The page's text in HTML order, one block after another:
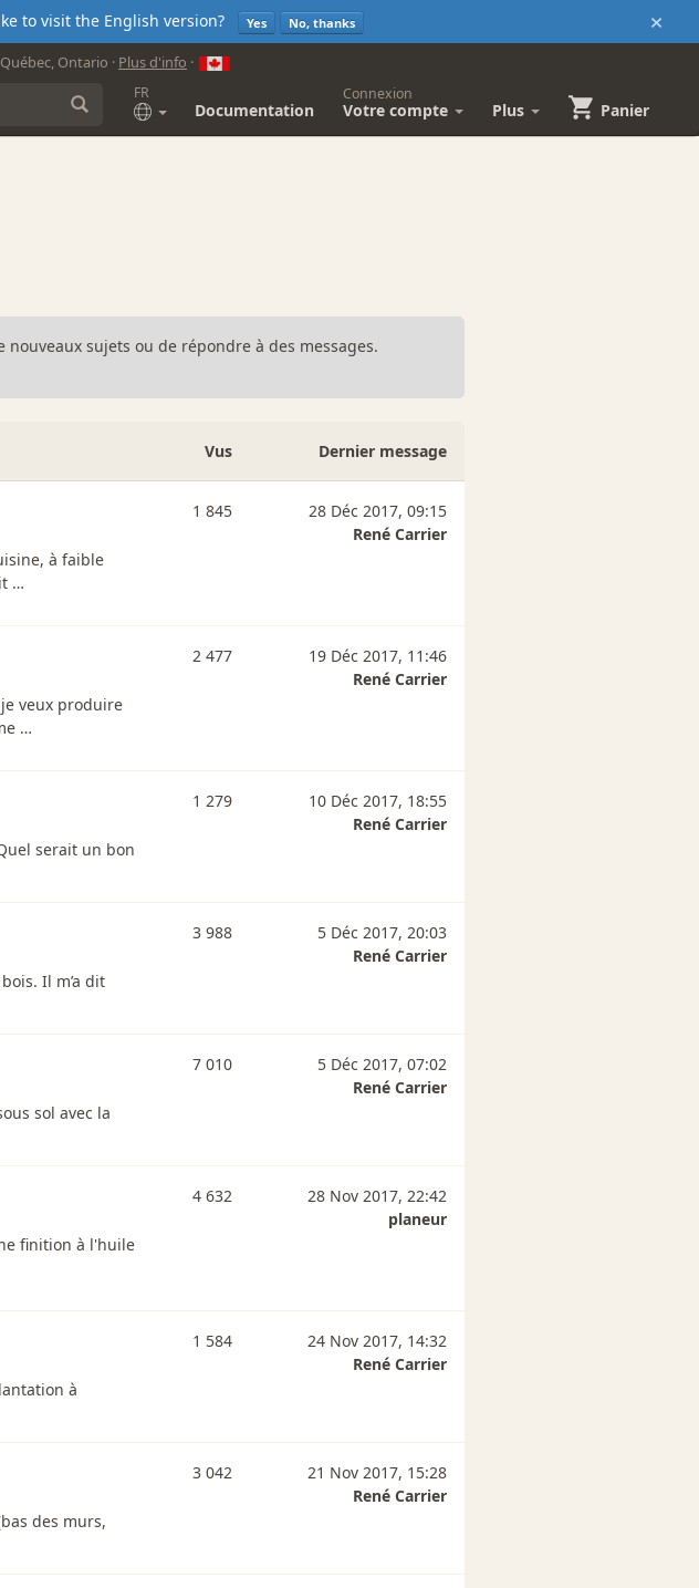
×
to visit the English version? Yes No, thanks
Ontario · Plus d'info ·
FR
Documentation
Connexion
Votre compte Plus Panier
sujets ou de répondre à des messages.
Vus Dernier message
à faible
…
1 845
28 Déc 2017, 09:15
René Carrier
veux produire
…
2 477
19 Déc 2017, 11:46
René Carrier
serait un bon
1 279
10 Déc 2017, 18:55
René Carrier
Il m’a dit
3 988
5 Déc 2017, 20:03
René Carrier
sol avec la
7 010
5 Déc 2017, 07:02
René Carrier
finition à l'huile
4 632
28 Nov 2017, 22:42
planeur
à
1 584
24 Nov 2017, 14:32
René Carrier
des murs,
3 042
21 Nov 2017, 15:28
René Carrier